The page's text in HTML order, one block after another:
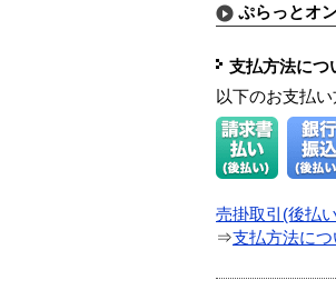
ぷらっとオ
支払方法につ
以下のお支払い
売掛取引(後払
⇒支払方法に